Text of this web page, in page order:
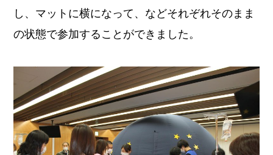
し、マットに横になって、などそれぞれそのまま
の状態で参加することができました。